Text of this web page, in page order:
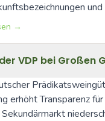
→
VDP bei
erhöht Transparenz